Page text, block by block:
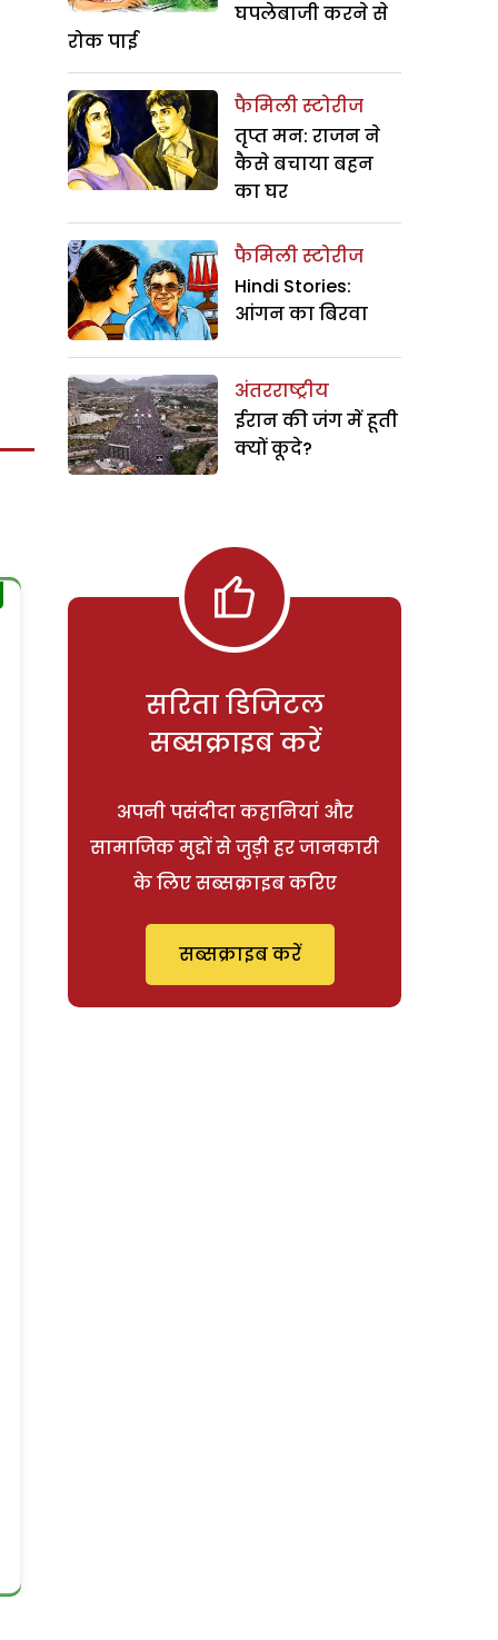
घपलेबाजी करने से
रोक पाई
फैमिली स्टोरीज
तृप्त मन: राजन ने
कैसे बचाया बहन
का घर
फैमिली स्टोरीज
Hindi Stories:
आंगन का बिरवा
अंतरराष्ट्रीय
ईरान की जंग में हूती
क्यों कूदे?
सरिता डिजिटल
सब्सक्राइब करें
अपनी पसंदीदा कहानियां और
सामाजिक मुद्दों से जुड़ी हर जानकारी
के लिए सब्सक्राइब करिए
सब्सक्राइब करें